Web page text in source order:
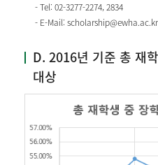
- Tel: 02-3277-2274,2834
- E-Mail: scholarship@ewha.ac.kr
D. 2016년 기준 총 재
대상